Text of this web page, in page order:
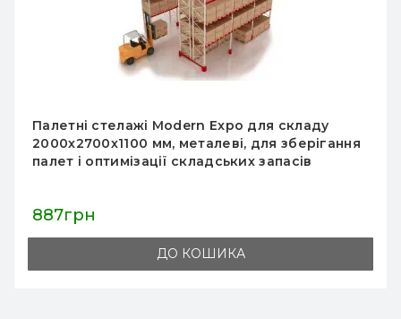
Палетний стелаж Modern Expo 3041x1825x1100
мм, основна секція, навантаження 1600 кг/
рівень, 2 палети, порошкове фарбування,
8 628грн
ДО КОШИКА